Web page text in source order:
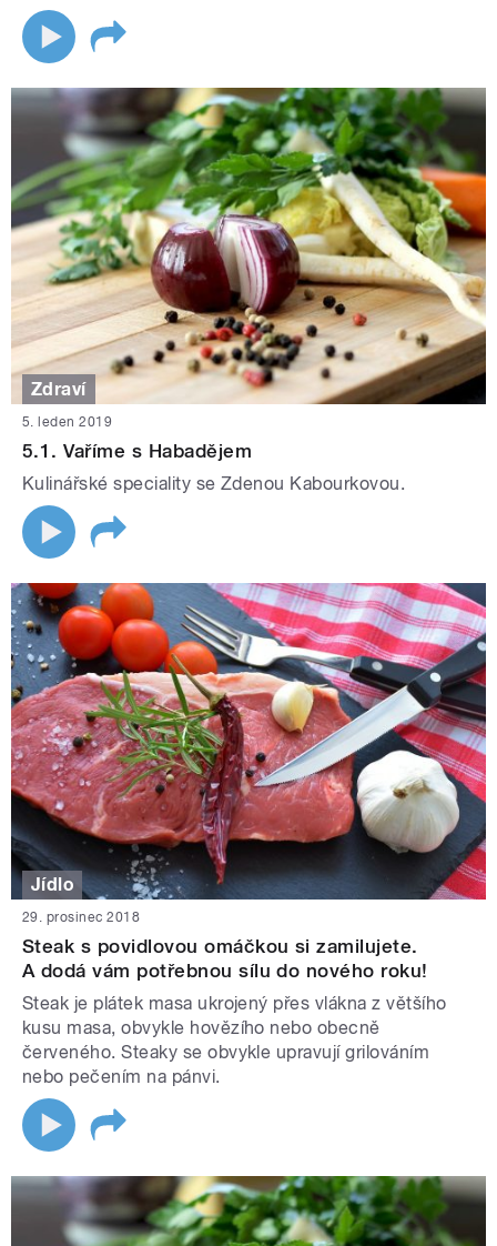
Zdraví
5. leden 2019
5.1. Vaříme s Habadějem
Kulinářské speciality se Zdenou Kabourkovou.
Jídlo
29. prosinec 2018
Steak s povidlovou omáčkou si zamilujete.
A dodá vám potřebnou sílu do nového roku!
Steak je plátek masa ukrojený přes vlákna z většího
kusu masa, obvykle hovězího nebo obecně
červeného. Steaky se obvykle upravují grilováním
nebo pečením na pánvi.